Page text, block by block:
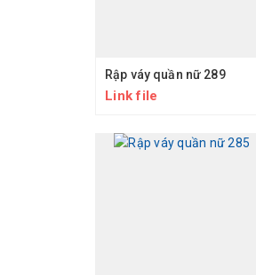
Rập váy quần nữ 289
Link file